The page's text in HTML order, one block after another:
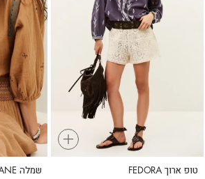
+
טופ ארוך FEDORA שמלה DIANE